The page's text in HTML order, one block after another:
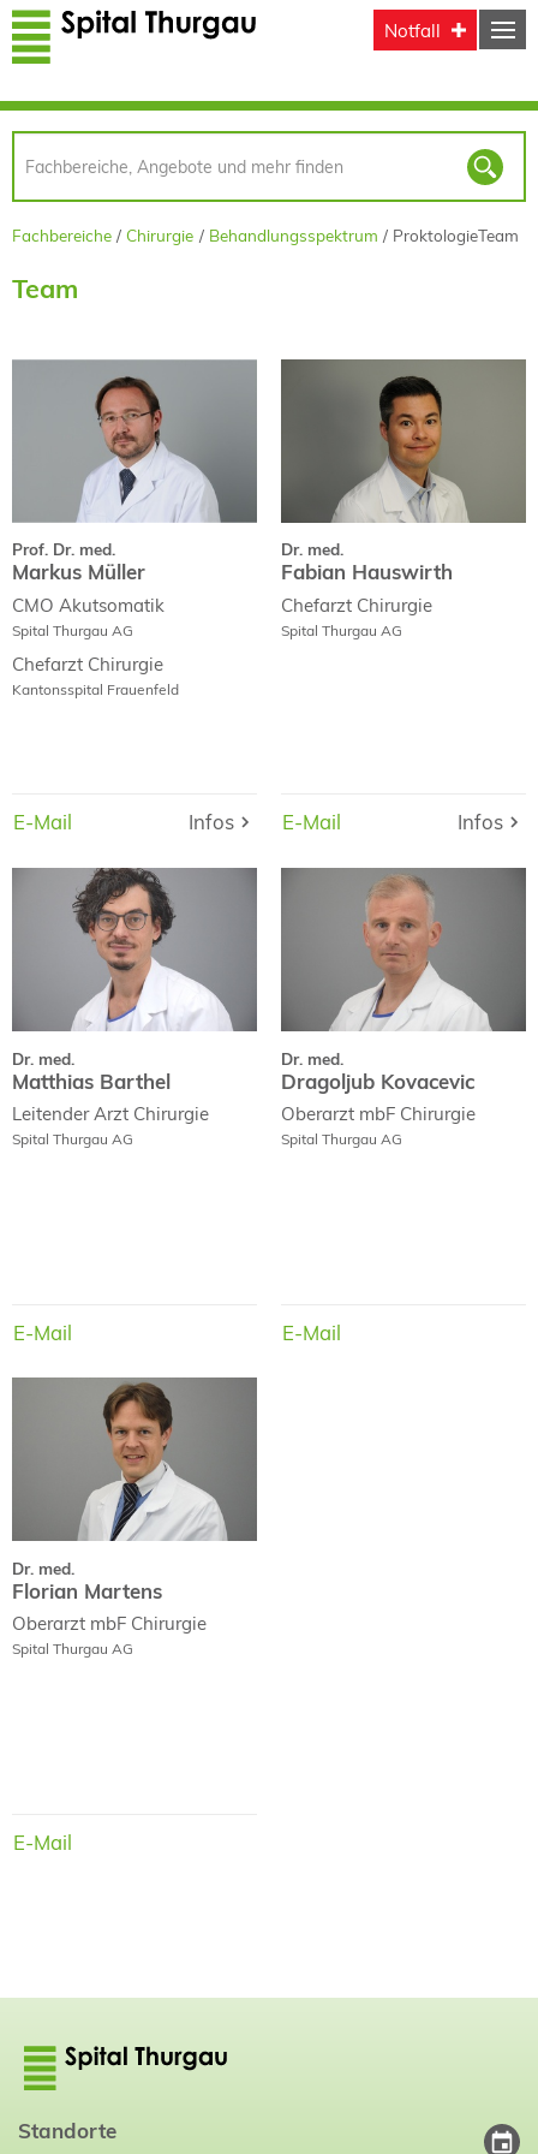
Direkt zum Inhalt
Notfall
Fachbereiche Chirurgie Behandlungsspektrum ProktologieTeam
Team
Prof. Dr. med.
Markus Müller
CMO Akutsomatik
Spital Thurgau AG
Chefarzt Chirurgie
Kantonsspital Frauenfeld
E-Mail Infos
Markus Müller
Curriculum Vitae
Fachpublikationen
E-Mail
Infos
Dr. med.
Fabian Hauswirth
Chefarzt Chirurgie
Spital Thurgau AG
E-Mail Infos
Fabian Hauswirth
Curriculum Vitae
E-Mail
Infos
Dr. med.
Matthias Barthel
Leitender Arzt Chirurgie
Spital Thurgau AG
E-Mail
Matthias Barthel
Dr. med.
Dragoljub Kovacevic
Oberarzt mbF Chirurgie
Spital Thurgau AG
E-Mail
Dragoljub Kovacevic
Dr. med.
Florian Martens
Oberarzt mbF Chirurgie
Spital Thurgau AG
E-Mail
Florian Martens
Standorte